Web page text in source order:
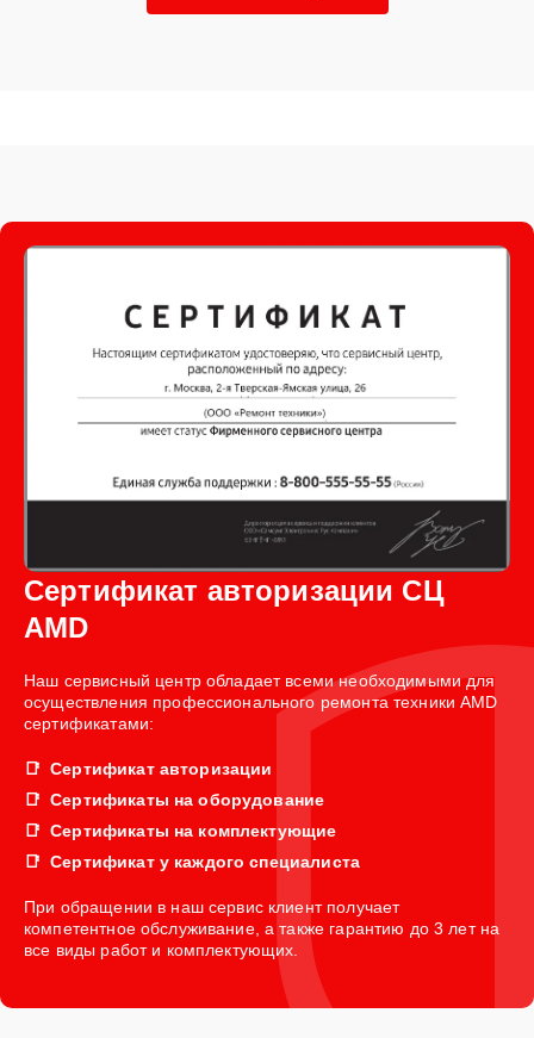
Сертификат авторизации СЦ
AMD
Наш сервисный центр обладает всеми необходимыми для
осуществления профессионального ремонта техники AMD
сертификатами:
Сертификат авторизации
Сертификаты на оборудование
Сертификаты на комплектующие
Сертификат у каждого специалиста
При обращении в наш сервис клиент получает
компетентное обслуживание, а также гарантию до 3 лет на
все виды работ и комплектующих.